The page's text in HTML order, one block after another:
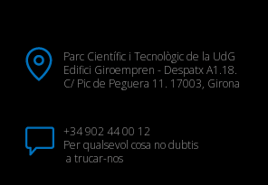
Parc Científic i Tecnològic de la UdG
Edifici Giroempren - Despatx A1.18.
C/ Pic de Peguera 11. 17003, Girona
+34 902 44 00 12
Per qualsevol cosa no dubtis
a trucar-nos